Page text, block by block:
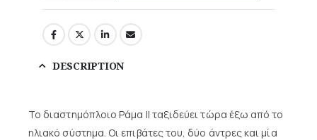
DESCRIPTION
Το διαστημόπλοιο Ράμα II ταξιδεύει τώρα έξω από το
ηλιακό σύστημα. Οι επιβάτες του, δύο άντρες και μία